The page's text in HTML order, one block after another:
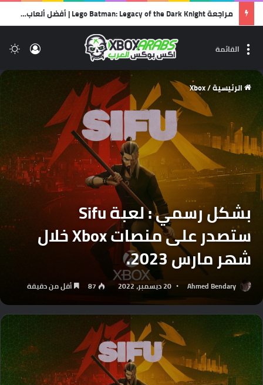
مراجعة Lego Batman: Legacy of the Dark Knight | أفضل ألعاب الليجو… وأجمل رسالة حب لشخصية باتمان!
القائمة
الرئيسية/
Xbox
بشكل رسمي : لعبة Sifu
ستصدر على منصات Xbox خلال
شهر مارس 2023.
Ahmed Bendary 20 ديسمبر، 2022 87 أقل من دقيقة